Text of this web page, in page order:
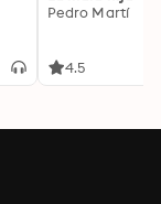
Pedro Martí
4.5